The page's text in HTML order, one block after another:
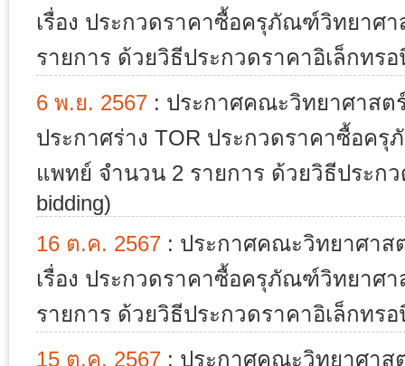
เรื่อง ประกวดราคาซื้อครุภัณฑ์วิทยาศ
รายการ ด้วยวิธีประกวดราคาอิเล็กทรอ
6 พ.ย. 2567 : ประกาศคณะวิทยาศาสต
ประกาศร่าง TOR ประกวดราคาซื้อค
แพทย์ จำนวน 2 รายการ ด้วยวิธีประก
bidding)
16 ต.ค. 2567 : ประกาศคณะวิทยาศาส
เรื่อง ประกวดราคาซื้อครุภัณฑ์วิทยาศ
รายการ ด้วยวิธีประกวดราคาอิเล็กทรอ
15 ต.ค. 2567 : ประกาศคณะวิทยาศาส